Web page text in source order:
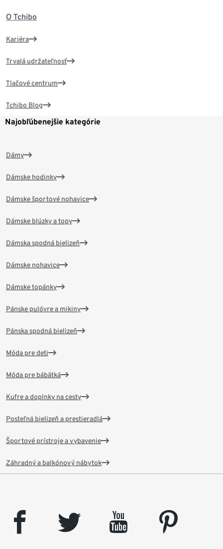
O Tchibo
Kariéra
Trvalá udržateľnosť
Tlačové centrum
Tchibo Blog
Najobľúbenejšie kategórie
Dámy
Dámske hodinky
Dámske športové nohavice
Dámske blúzky a topy
Dámska spodná bielizeň
Dámske nohavice
Dámske topánky
Pánske pulóvre a mikiny
Pánska spodná bielizeň
Móda pre deti
Móda pre bábätká
Kufre a doplnky na cesty
Posteľná bielizeň a prestieradlá
Športové prístroje a vybavenie
Záhradný a balkónový nábytok
facebook twitter youtube
pinterest